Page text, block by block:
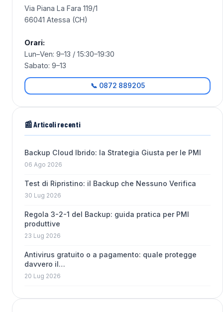
Via Piana La Fara 119/1
66041 Atessa (CH)
Orari:
Lun–Ven: 9–13 / 15:30–19:30
Sabato: 9–13
📞 0872 889205
📰 Articoli recenti
Backup Cloud Ibrido: la Strategia Giusta per le PMI
06 Ago 2026
Test di Ripristino: il Backup che Nessuno Verifica
30 Lug 2026
Regola 3-2-1 del Backup: guida pratica per PMI
produttive
23 Lug 2026
Antivirus gratuito o a pagamento: quale protegge
davvero il…
20 Lug 2026